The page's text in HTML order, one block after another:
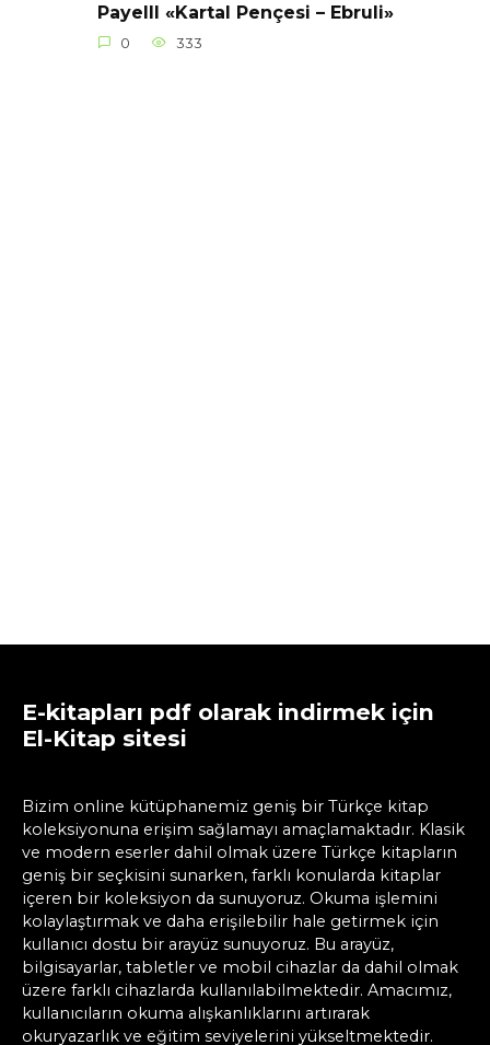
Payelll «Kartal Pençesi – Ebruli»
0 333
E-kitapları pdf olarak indirmek için
El-Kitap sitesi
Bizim online kütüphanemiz geniş bir Türkçe kitap
koleksiyonuna erişim sağlamayı amaçlamaktadır. Klasik
ve modern eserler dahil olmak üzere Türkçe kitapların
geniş bir seçkisini sunarken, farklı konularda kitaplar
içeren bir koleksiyon da sunuyoruz. Okuma işlemini
kolaylaştırmak ve daha erişilebilir hale getirmek için
kullanıcı dostu bir arayüz sunuyoruz. Bu arayüz,
bilgisayarlar, tabletler ve mobil cihazlar da dahil olmak
üzere farklı cihazlarda kullanılabilmektedir. Amacımız,
kullanıcıların okuma alışkanlıklarını artırarak
okuryazarlık ve eğitim seviyelerini yükseltmektedir.